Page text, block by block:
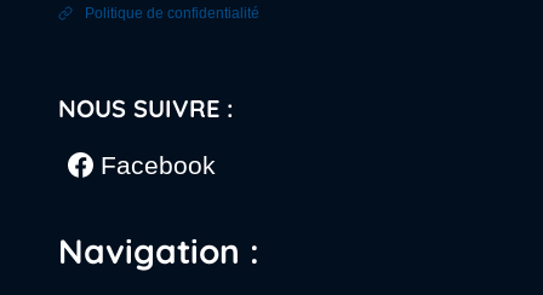
Politique de confidentialité
NOUS SUIVRE :
Facebook
Navigation :